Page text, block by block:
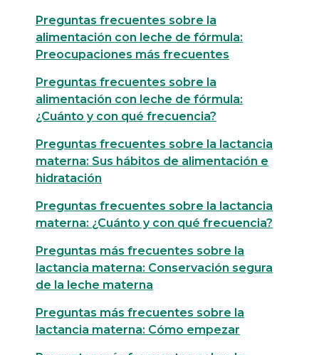
Preguntas frecuentes sobre la
alimentación con leche de fórmula:
Preocupaciones más frecuentes
Preguntas frecuentes sobre la
alimentación con leche de fórmula:
¿Cuánto y con qué frecuencia?
Preguntas frecuentes sobre la lactancia
materna: Sus hábitos de alimentación e
hidratación
Preguntas frecuentes sobre la lactancia
materna: ¿Cuánto y con qué frecuencia?
Preguntas más frecuentes sobre la
lactancia materna: Conservación segura
de la leche materna
Preguntas más frecuentes sobre la
lactancia materna: Cómo empezar